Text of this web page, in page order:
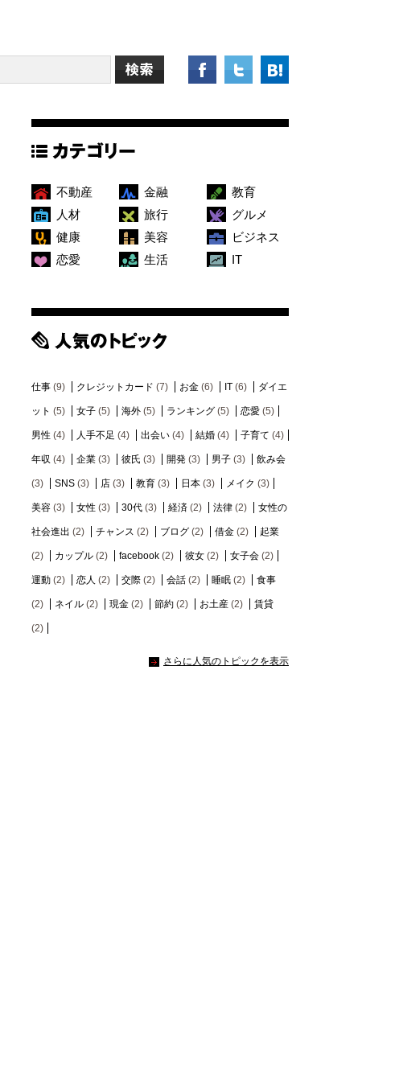
不動産 金融
教育
人材
旅行
グルメ
健康
美容
ビジネス
恋愛
生活 IT
仕事 (9) クレジットカード (7) お金 (6) IT (6) ダイエ
ット (5) 女子 (5) 海外 (5) ランキング (5) 恋愛 (5)
男性 (4) 人手不足 (4) 出会い (4) 結婚 (4) 子育て (4)
年収 (4) 企業 (3) 彼氏 (3) 開発 (3) 男子 (3) 飲み会
(3) SNS (3) 店 (3) 教育 (3) 日本 (3) メイク (3)
美容 (3) 女性 (3) 30代 (3) 経済 (2) 法律 (2) 女性の
社会進出 (2) チャンス (2) ブログ (2) 借金 (2) 起業
(2) カップル (2) facebook (2) 彼女 (2) 女子会 (2)
運動 (2) 恋人 (2) 交際 (2) 会話 (2) 睡眠 (2) 食事
(2) ネイル (2) 現金 (2) 節約 (2) お土産 (2) 賃貸
(2)
さらに人気のトピックを表示